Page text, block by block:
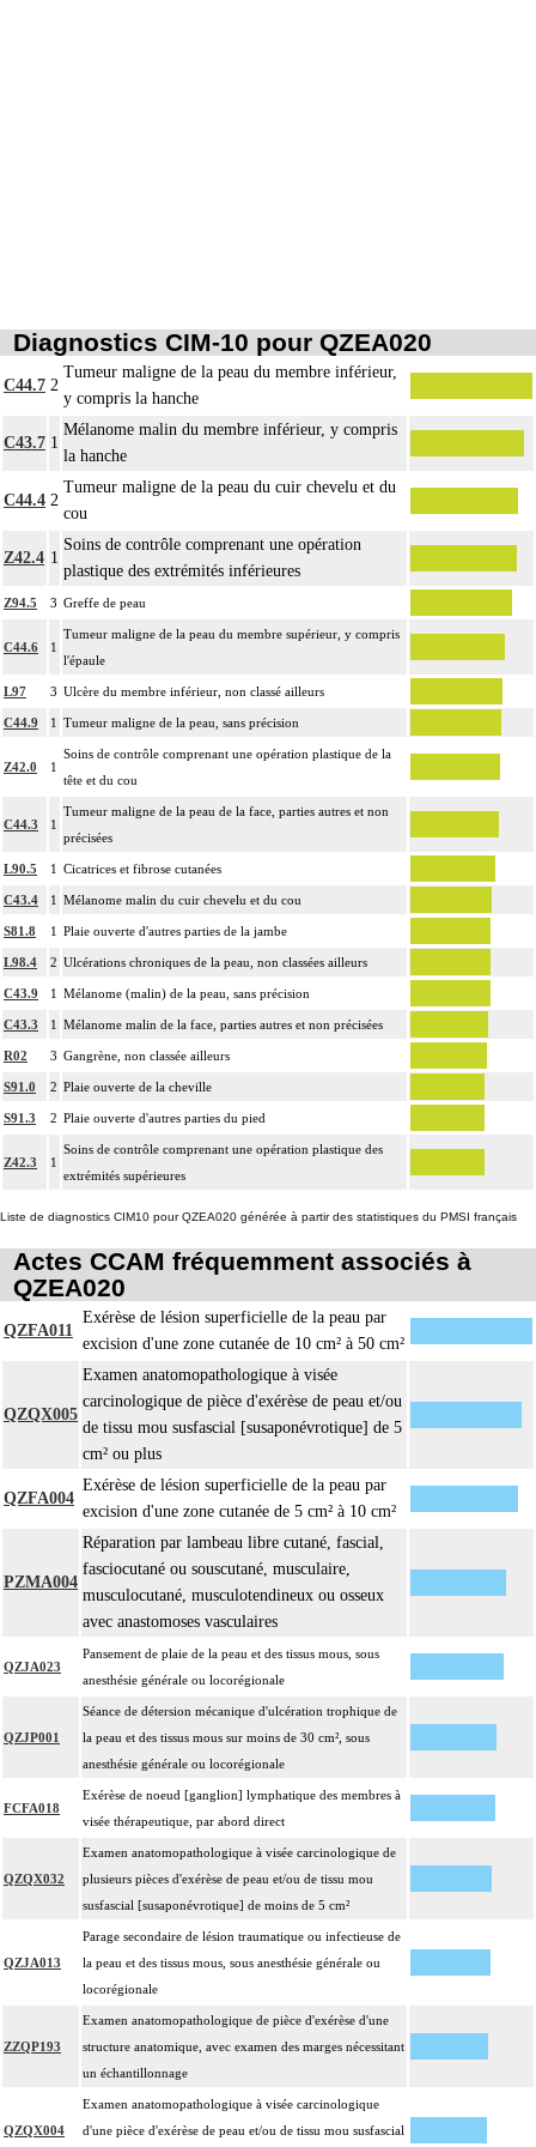
Diagnostics CIM-10 pour QZEA020
C44.7 2
Tumeur maligne de la peau du membre inférieur,
y compris la hanche
C43.7 1
Mélanome malin du membre inférieur, y compris
la hanche
C44.4 2
Tumeur maligne de la peau du cuir chevelu et du
cou
Z42.4 1
Soins de contrôle comprenant une opération
plastique des extrémités inférieures
Z94.5 3 Greffe de peau
C44.6 1
Tumeur maligne de la peau du membre supérieur, y compris
l'épaule
L97 3 Ulcère du membre inférieur, non classé ailleurs
C44.9 1 Tumeur maligne de la peau, sans précision
Z42.0 1
Soins de contrôle comprenant une opération plastique de la
tête et du cou
C44.3 1
Tumeur maligne de la peau de la face, parties autres et non
précisées
L90.5 1 Cicatrices et fibrose cutanées
C43.4 1 Mélanome malin du cuir chevelu et du cou
S81.8 1 Plaie ouverte d'autres parties de la jambe
L98.4 2 Ulcérations chroniques de la peau, non classées ailleurs
C43.9 1 Mélanome (malin) de la peau, sans précision
C43.3 1 Mélanome malin de la face, parties autres et non précisées
R02 3 Gangrène, non classée ailleurs
S91.0 2 Plaie ouverte de la cheville
S91.3 2 Plaie ouverte d'autres parties du pied
Z42.3 1
Soins de contrôle comprenant une opération plastique des
extrémités supérieures
Liste de diagnostics CIM10 pour QZEA020 générée à partir des statistiques du PMSI français
Actes CCAM fréquemment associés à
QZEA020
QZFA011
Exérèse de lésion superficielle de la peau par
excision d'une zone cutanée de 10 cm² à 50 cm²
QZQX005
Examen anatomopathologique à visée
carcinologique de pièce d'exérèse de peau et/ou
de tissu mou susfascial [susaponévrotique] de 5
cm² ou plus
QZFA004
Exérèse de lésion superficielle de la peau par
excision d'une zone cutanée de 5 cm² à 10 cm²
PZMA004
Réparation par lambeau libre cutané, fascial,
fasciocutané ou souscutané, musculaire,
musculocutané, musculotendineux ou osseux
avec anastomoses vasculaires
QZJA023
Pansement de plaie de la peau et des tissus mous, sous
anesthésie générale ou locorégionale
QZJP001
Séance de détersion mécanique d'ulcération trophique de
la peau et des tissus mous sur moins de 30 cm², sous
anesthésie générale ou locorégionale
FCFA018
Exérèse de noeud [ganglion] lymphatique des membres à
visée thérapeutique, par abord direct
QZQX032
Examen anatomopathologique à visée carcinologique de
plusieurs pièces d'exérèse de peau et/ou de tissu mou
susfascial [susaponévrotique] de moins de 5 cm²
QZJA013
Parage secondaire de lésion traumatique ou infectieuse de
la peau et des tissus mous, sous anesthésie générale ou
locorégionale
ZZQP193
Examen anatomopathologique de pièce d'exérèse d'une
structure anatomique, avec examen des marges nécessitant
un échantillonnage
QZQX004
Examen anatomopathologique à visée carcinologique
d'une pièce d'exérèse de peau et/ou de tissu mou susfascial